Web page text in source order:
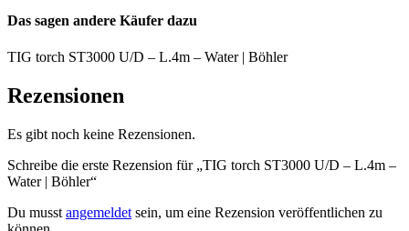
Das sagen andere Käufer dazu
TIG torch ST3000 U/D – L.4m – Water | Böhler
Rezensionen
Es gibt noch keine Rezensionen.
Schreibe die erste Rezension für „TIG torch ST3000 U/D – L.4m –
Water | Böhler“
Du musst angemeldet sein, um eine Rezension veröffentlichen zu